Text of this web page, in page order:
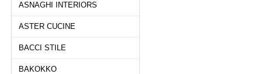
ASNAGHI INTERIORS
ASTER CUCINE
BACCI STILE
BAKOKKO